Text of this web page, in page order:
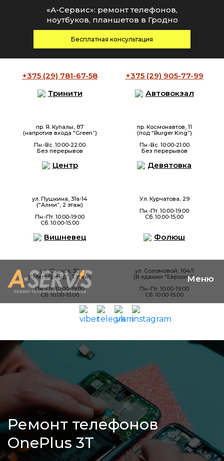
+375 (29) 781-67-58 +375 (29) 905-77-99
Тринити
пр. Я. Купалы, 87
(напротив входа “Green”)
Пн.-Вс. 10:00-22:00
Без перерывов
Автовокзал
пр. Космонавтов, 11
(под “Burger King”)
Пн.-Вс. 10:00-21:00
Без перерывов
Центр
ул. Пушкина, 31а-14
(“Алми”, 2 этаж)
Пн.-Пт. 10:00-19:00
Сб. 10:00-15:00
Девятовка
Ул. Курчатова, 29
Пн.-Пт. 10:00-19:00
Сб. 10:00-15:00
Вишневец
ул. Южная, 30
(“Мегабренд”, 1 этаж)
Пн.-Пт. 10:00-19:00
Сб. 10:00-15:00
Фолюш
ул. Соломовой, 104/1
(В здании “Евроопт”)
Пн.-Пт. 10:00-19:00
Сб. 10:00-15:00
«А-Сервис»: ремонт телефонов,
ноутбуков, планшетов в Гродно
Бесплатная консультация
Ремонт телефонов
OnePlus 3T